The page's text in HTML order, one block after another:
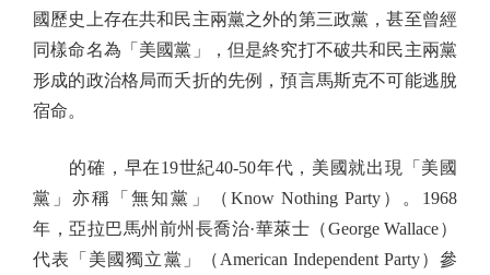
國歷史上存在共和民主兩黨之外的第三政黨，甚至曾經
同樣命名為「美國黨」，但是終究打不破共和民主兩黨
形成的政治格局而夭折的先例，預言馬斯克不可能逃脫
宿命。
的確，早在19世紀40-50年代，美國就出現「美國
黨」亦稱「無知黨」（Know Nothing Party）。1968
年，亞拉巴馬州前州長喬治·華萊士（George Wallace）
代表「美國獨立黨」（American Independent Party）參